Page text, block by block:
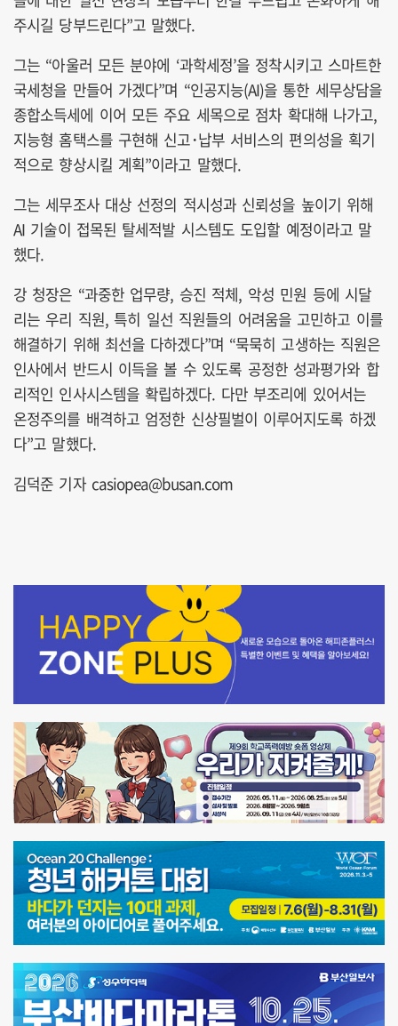
주시길 당부드린다”고 말했다.
그는 “아울러 모든 분야에 ‘과학세정’을 정착시키고 스마트한
국세청을 만들어 가겠다”며 “인공지능(AI)을 통한 세무상담을
종합소득세에 이어 모든 주요 세목으로 점차 확대해 나가고,
지능형 홈택스를 구현해 신고･납부 서비스의 편의성을 획기
적으로 향상시킬 계획”이라고 말했다.
그는 세무조사 대상 선정의 적시성과 신뢰성을 높이기 위해
AI 기술이 접목된 탈세적발 시스템도 도입할 예정이라고 말
했다.
강 청장은 “과중한 업무량, 승진 적체, 악성 민원 등에 시달
리는 우리 직원, 특히 일선 직원들의 어려움을 고민하고 이를
해결하기 위해 최선을 다하겠다”며 “묵묵히 고생하는 직원은
인사에서 반드시 이득을 볼 수 있도록 공정한 성과평가와 합
리적인 인사시스템을 확립하겠다. 다만 부조리에 있어서는
온정주의를 배격하고 엄정한 신상필벌이 이루어지도록 하겠
다”고 말했다.
김덕준 기자 casiopea@busan.com